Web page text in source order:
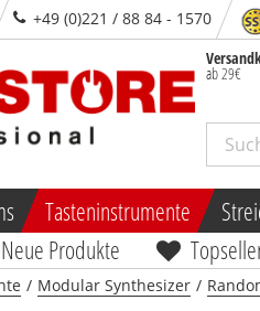
+49 (0)221 / 88 84 - 1570
ab 29€
Tasteninstrumente
Neue Produkte
/ Modular Synthesizer /